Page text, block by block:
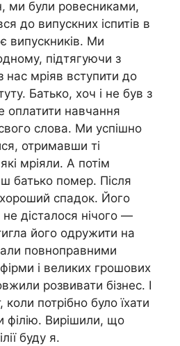
ми були ровесниками,
до випускних іспитів в
випускників. Ми
підтягуючи з
нас мріяв вступити до
Батько, хоч і не був з
оплатити навчання
слова. Ми успішно
отримавши ті
мріяли. А потім
батько помер. Після
спадок. Його
дісталося нічого —
його одружити на
повноправними
і великих грошових
розвивати бізнес. І
потрібно було їхати
філію. Вирішили, що
буду я.